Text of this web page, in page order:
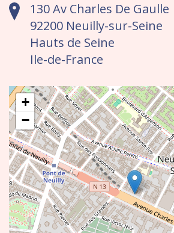
130 Av Charles De Gaulle
92200 Neuilly-sur-Seine
Hauts de Seine
Ile-de-France
+
−